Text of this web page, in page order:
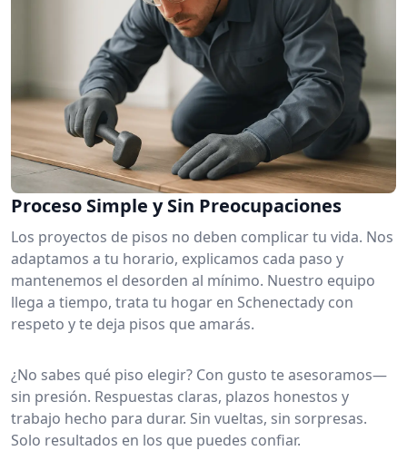
Proceso Simple y Sin Preocupaciones
Los proyectos de pisos no deben complicar tu vida. Nos
adaptamos a tu horario, explicamos cada paso y
mantenemos el desorden al mínimo. Nuestro equipo
llega a tiempo, trata tu hogar en Schenectady con
respeto y te deja pisos que amarás.
¿No sabes qué piso elegir? Con gusto te asesoramos—
sin presión. Respuestas claras, plazos honestos y
trabajo hecho para durar. Sin vueltas, sin sorpresas.
Solo resultados en los que puedes confiar.